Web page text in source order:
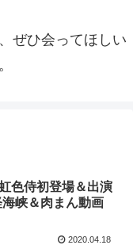
ぜひ会ってほしい
色侍初登場＆出演
峡＆肉まん動画
2020.04.18